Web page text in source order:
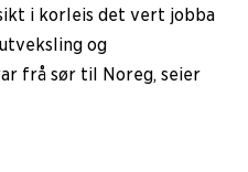
i korleis det vert jobba
og
frå sør til Noreg, seier